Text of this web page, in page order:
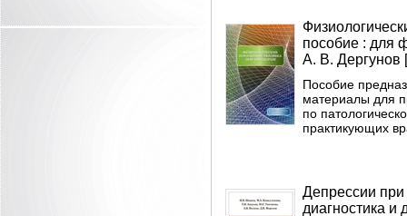
пособие : для
А. В. Дергунов
Пособие
материалы для
по
практикующих
Депрессии при
диагностика